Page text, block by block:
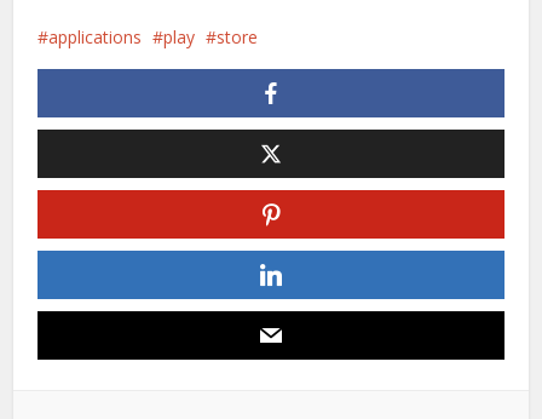
applications play store